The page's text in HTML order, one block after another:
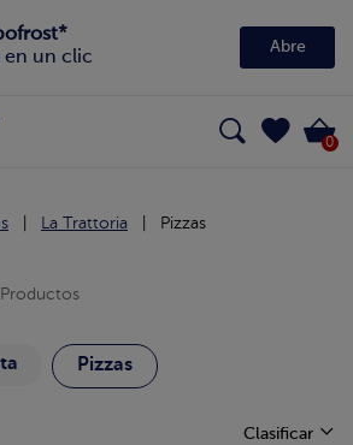
en un clic
Abre
0
La Trattoria Pizzas
Pizzas
Clasificar